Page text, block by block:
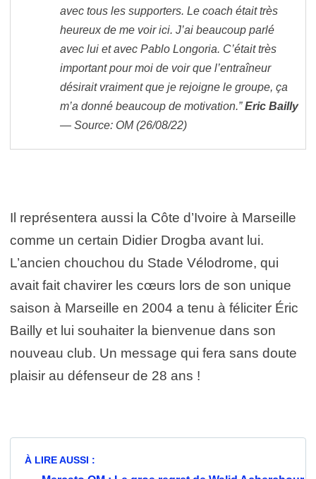
avec tous les supporters. Le coach était très
heureux de me voir ici. J’ai beaucoup parlé
avec lui et avec Pablo Longoria. C’était très
important pour moi de voir que l’entraîneur
désirait vraiment que je rejoigne le groupe, ça
m’a donné beaucoup de motivation.”Eric Bailly
— Source: OM (26/08/22)
Il représentera aussi la Côte d’Ivoire à Marseille
comme un certain Didier Drogba avant lui.
L’ancien chouchou du Stade Vélodrome, qui
avait fait chavirer les cœurs lors de son unique
saison à Marseille en 2004 a tenu à féliciter Éric
Bailly et lui souhaiter la bienvenue dans son
nouveau club. Un message qui fera sans doute
plaisir au défenseur de 28 ans !
À LIRE AUSSI :